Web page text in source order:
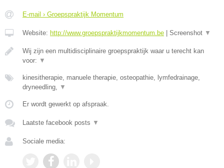
E-mail › Groepspraktijk Momentum
Website: http://www.groepspraktijkmomentum.be Screenshot ▼
Wij zijn een multidisciplinaire groepspraktijk waar u terecht kan
voor: ▼
kinesitherapie, manuele therapie, osteopathie, lymfedrainage,
dryneedling, ▼
Er wordt gewerkt op afspraak.
Laatste facebook posts ▼
Sociale media: